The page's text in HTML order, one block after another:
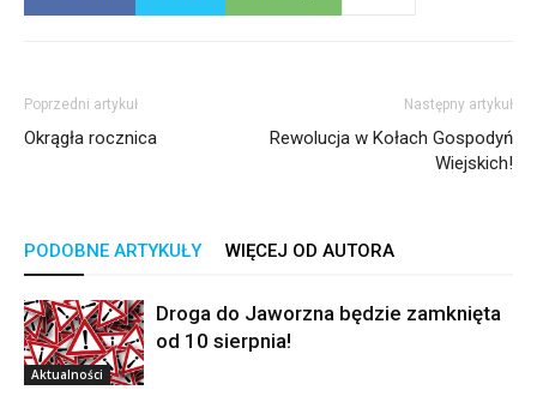
Poprzedni artykuł
Okrągła rocznica
Następny artykuł
Rewolucja w Kołach Gospodyń
Wiejskich!
PODOBNE ARTYKUŁY WIĘCEJ OD AUTORA
Aktualności
Droga do Jaworzna będzie zamknięta
od 10 sierpnia!